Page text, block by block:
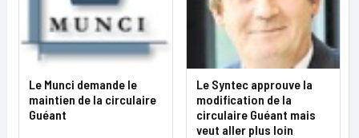
Le Munci demande le
maintien de la circulaire
Guéant
Le Syntec approuve la
modification de la
circulaire Guéant mais
veut aller plus loin